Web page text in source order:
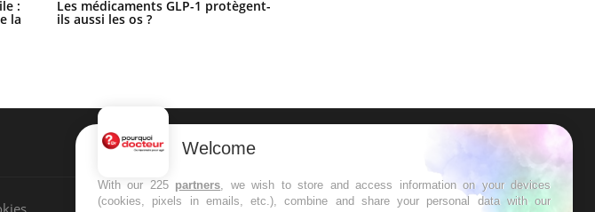
:
la
Les médicaments GLP-1 protègent-
ils aussi les os ?
NEWSLETTER
Recevez toutes les semaines les meilleures
Welcome
With our 225 partners, we wish to store and access information on your devices
(cookies, pixels in emails, etc.), combine and share your personal data with our